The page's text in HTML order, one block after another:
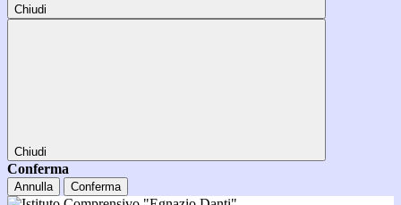
Chiudi
Chiudi
Conferma
Annulla Conferma